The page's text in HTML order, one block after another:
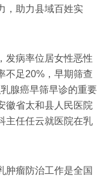
，助力县域百姓实
发病率位居女性恶性
不足20%，早期筛查
腺癌早筛早诊的重要
徽省太和县人民医院
主任任云就医院在乳
肿瘤防治工作是全国